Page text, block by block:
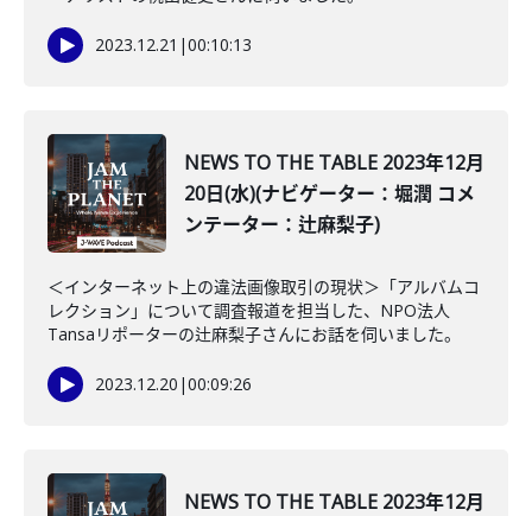
2023.12.21 |00:10:13
NEWS TO THE TABLE 2023年12月
20日(水)(ナビゲーター：堀潤 コメ
ンテーター：辻麻梨子)
＜インターネット上の違法画像取引の現状＞「アルバムコ
レクション」について調査報道を担当した、NPO法人
Tansaリポーターの辻麻梨子さんにお話を伺いました。
2023.12.20 |00:09:26
NEWS TO THE TABLE 2023年12月